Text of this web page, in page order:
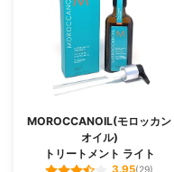
MOROCCANOIL(モロッカン
オイル)
トリートメント ライト